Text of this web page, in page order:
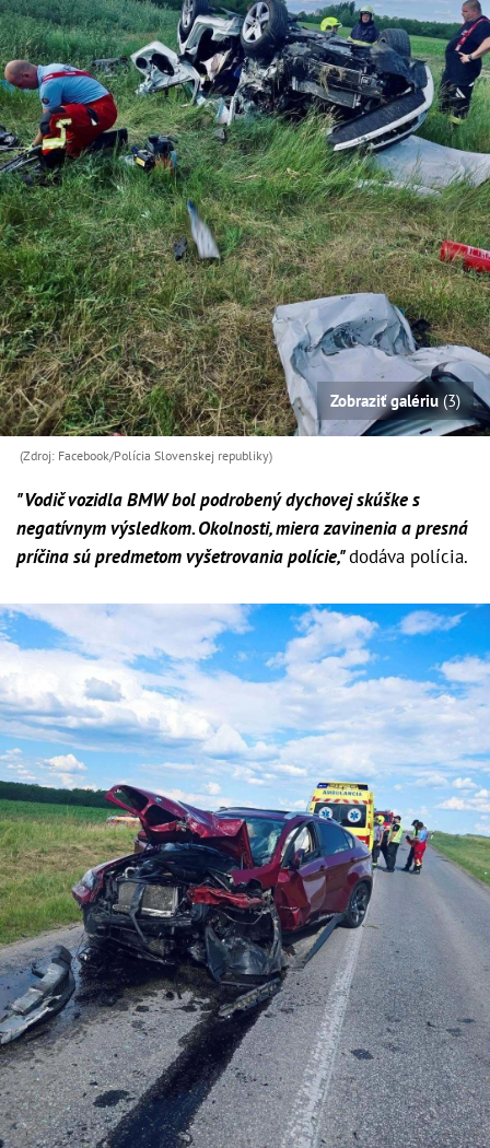
Zobraziť galériu(3)
(Zdroj: Facebook/Polícia Slovenskej republiky)
"Vodič vozidla BMW bol podrobený dychovej skúške s
negatívnym výsledkom. Okolnosti, miera zavinenia a presná
príčina sú predmetom vyšetrovania polície,"dodáva polícia.